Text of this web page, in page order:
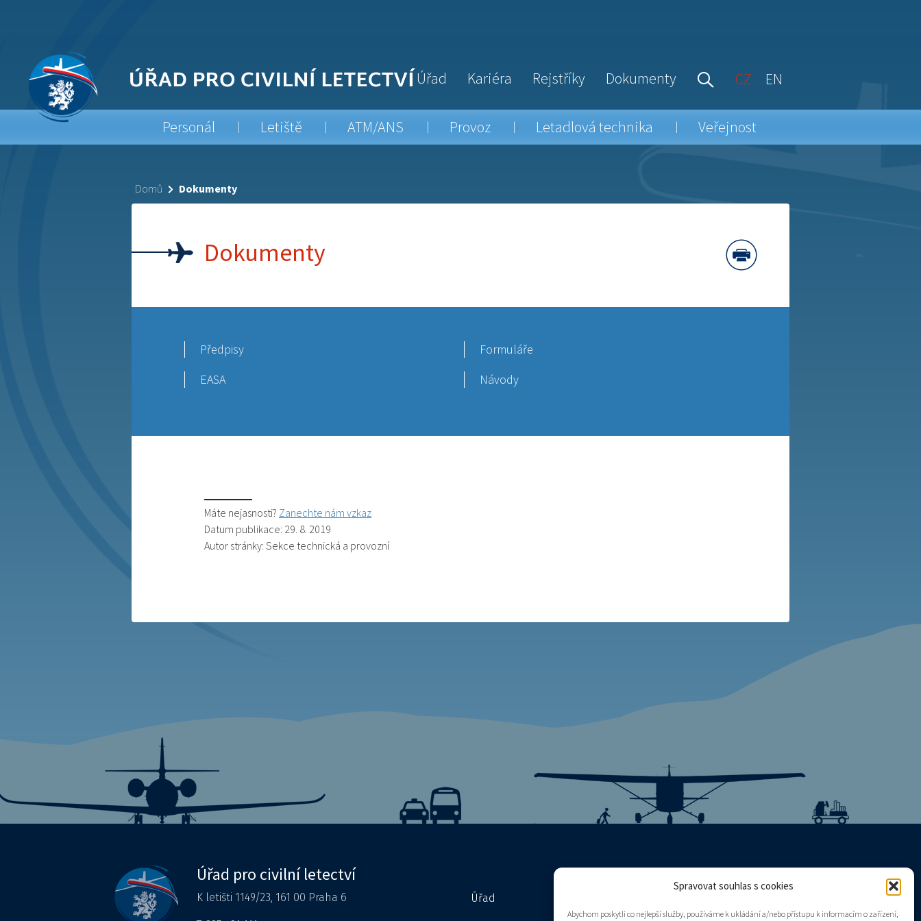
Spravovat souhlas s cookies
Abychom poskytli co nejlepší služby, používáme k ukládání a/nebo přístupu k informacím o zařízení,
Úřad Kariéra Rejstříky Dokumenty CZ EN
Personál Letiště ATM/ANS Provoz Letadlová technika Veřejnost
Domů Dokumenty
Dokumenty
Předpisy
EASA
Formuláře
Návody
Máte nejasnosti? Zanechte nám vzkaz
Datum publikace: 29. 8. 2019
Autor stránky: Sekce technická a provozní
Úřad pro civilní letectví
K letišti 1149/23, 161 00 Praha 6 Úřad